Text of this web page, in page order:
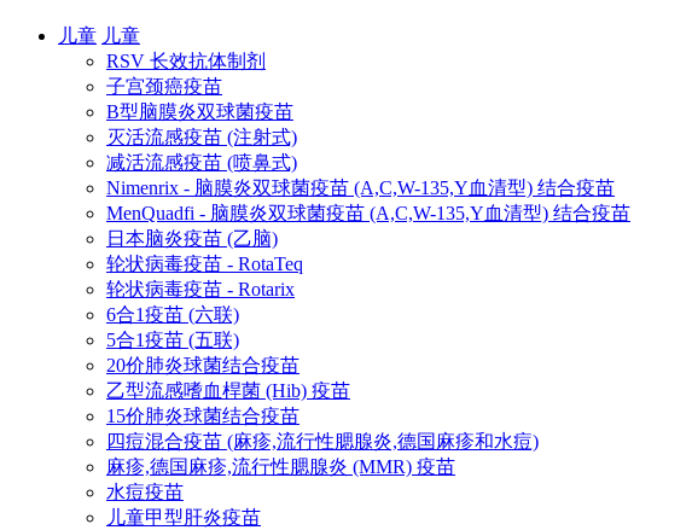
儿童 儿童
RSV 长效抗体制剂
子宫颈癌疫苗
B型脑膜炎双球菌疫苗
灭活流感疫苗 (注射式)
减活流感疫苗 (喷鼻式)
Nimenrix - 脑膜炎双球菌疫苗 (A,C,W-135,Y血清型) 结合疫苗
MenQuadfi - 脑膜炎双球菌疫苗 (A,C,W-135,Y血清型) 结合疫苗
日本脑炎疫苗 (乙脑)
轮状病毒疫苗 - RotaTeq
轮状病毒疫苗 - Rotarix
6合1疫苗 (六联)
5合1疫苗 (五联)
20价肺炎球菌结合疫苗
乙型流感嗜血桿菌 (Hib) 疫苗
15价肺炎球菌结合疫苗
四痘混合疫苗 (麻疹,流行性腮腺炎,德国麻疹和水痘)
麻疹,德国麻疹,流行性腮腺炎 (MMR) 疫苗
水痘疫苗
儿童甲型肝炎疫苗